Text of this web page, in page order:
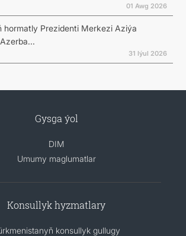
01 Awg 2026
hormatly Prezidenti Merkezi Aziýa
31 Iýul 2026
Gysga ýol
DIM
Umumy maglumatlar
Konsullyk hyzmatlary
konsullyk gullugy